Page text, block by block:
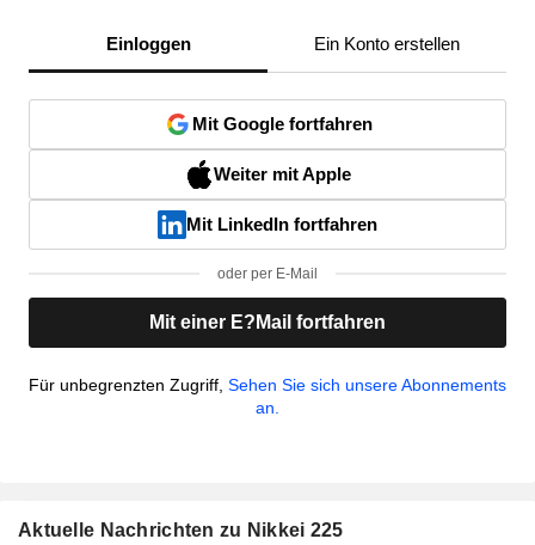
Einloggen Ein Konto erstellen
Mit Google fortfahren
Weiter mit Apple
Mit LinkedIn fortfahren
oder per E-Mail
Mit einer E?Mail fortfahren
Für unbegrenzten Zugriff, Sehen Sie sich unsere Abonnements
an.
Aktuelle Nachrichten zu Nikkei 225